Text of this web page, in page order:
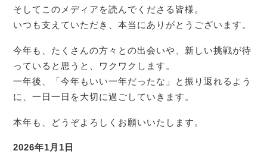
そしてこのメディアを読んでくださる皆様。
いつも支えていただき、本当にありがとうございます。
今年も、たくさんの方々との出会いや、新しい挑戦が待
っていると思うと、ワクワクします。
一年後、「今年もいい一年だったな」と振り返れるよう
に、一日一日を大切に過ごしていきます。
本年も、どうぞよろしくお願いいたします。
2026年1月1日